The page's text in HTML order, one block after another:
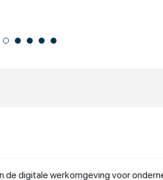
digitale werkomgeving voor